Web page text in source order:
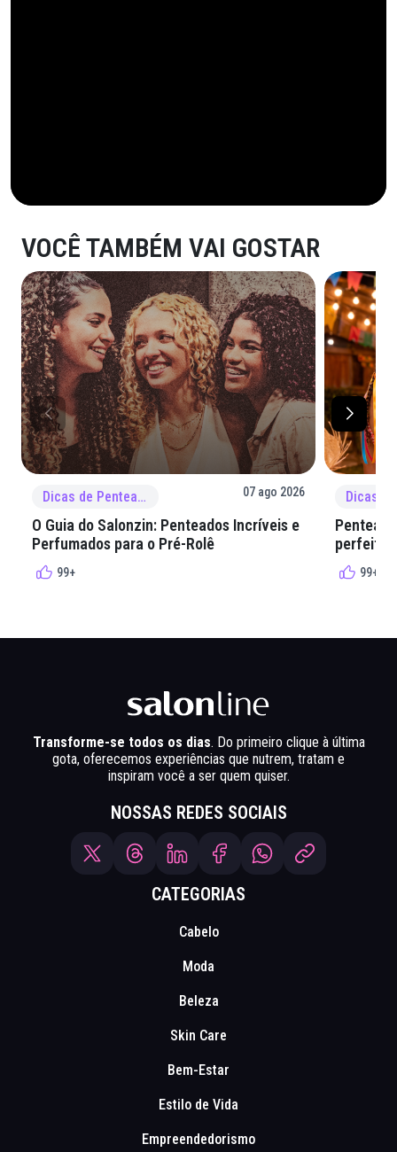
VOCÊ TAMBÉM VAI GOSTAR
Dicas de Penteado 07 ago 2026
O Guia do Salonzin: Penteados Incríveis e
Perfumados para o Pré-Rolê
99+
perfeita
99+
Transforme-se todos os dias. Do primeiro clique à última
gota, oferecemos experiências que nutrem, tratam e
inspiram você a ser quem quiser.
NOSSAS REDES SOCIAIS
CATEGORIAS
Cabelo
Moda
Beleza
Skin Care
Bem-Estar
Estilo de Vida
Empreendedorismo